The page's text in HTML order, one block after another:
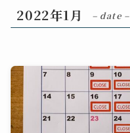
2022年1月 – date –